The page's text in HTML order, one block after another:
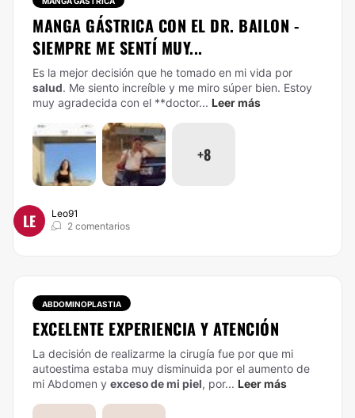
MANGA GÁSTRICA CON EL DR. BAILON -
SIEMPRE ME SENTÍ MUY...
Es la mejor decisión que he tomado en mi vida por
salud. Me siento increíble y me miro súper bien. Estoy
muy agradecida con el **doctor... Leer más
+8
LE
Leo91
2 comentarios
ABDOMINOPLASTIA
EXCELENTE EXPERIENCIA Y ATENCIÓN
La decisión de realizarme la cirugía fue por que mi
autoestima estaba muy disminuida por el aumento de
mi Abdomen y exceso de mi piel, por... Leer más